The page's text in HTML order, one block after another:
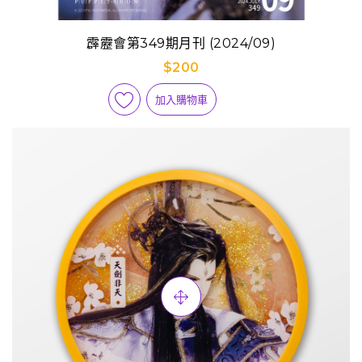
霹靂會第349期月刊 (2024/09)
$200
加入購物車